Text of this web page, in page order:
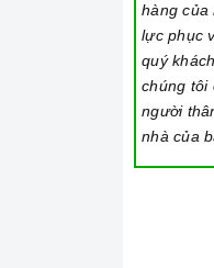
hàng của
lực phục
quý
chúng tôi
người
nhà của